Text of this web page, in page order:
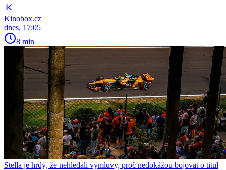
Kinobox.cz
dnes, 17:05
8 min
Stella je hrdý, že nehledali výmluvy, proč nedokážou bojovat o titul